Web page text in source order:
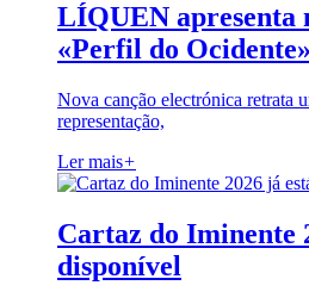
LÍQUEN apresenta
«Perfil do Ocidente»
Nova canção electrónica retrata
representação,
Ler mais+
Cartaz do Iminente
disponível